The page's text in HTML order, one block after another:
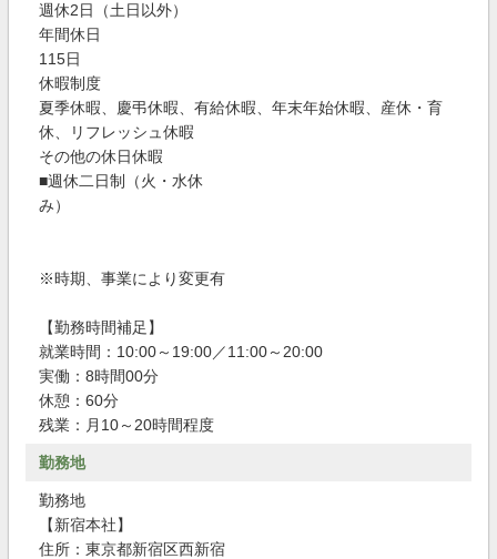
週休2日（土日以外）
年間休日
115日
休暇制度
夏季休暇、慶弔休暇、有給休暇、年末年始休暇、産休・育
休、リフレッシュ休暇
その他の休日休暇
■週休二日制（火・水休
み）
※時期、事業により変更有
【勤務時間補足】
就業時間：10:00～19:00／11:00～20:00
実働：8時間00分
休憩：60分
残業：月10～20時間程度
勤務地
勤務地
【新宿本社】
住所：東京都新宿区西新宿